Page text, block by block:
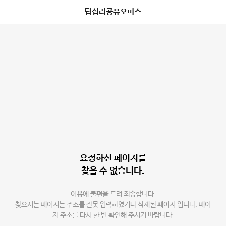
답십리공유오피스
요청하신 페이지를
찾을 수 없습니다.
이용에 불편을 드려 죄송합니다.
찾으시는 페이지는 주소를 잘못 입력하였거나 삭제된 페이지 입니다. 페이
지 주소를 다시 한 번 확인해 주시기 바랍니다.